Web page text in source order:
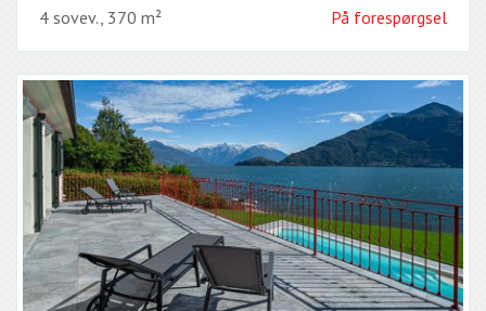
4 sovev., 370 m²
På forespørgsel